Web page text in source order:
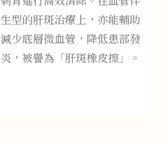
生型的肝斑治療上，亦能輔助
減少底層微血管，降低患部發
炎，被譽為「肝斑橡皮擦」。